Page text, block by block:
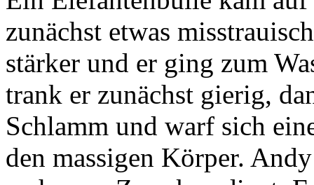
zunächst etwas
stärker und er ging zum
trank er zunächst gierig,
Schlamm und warf sich
den massigen Körper.